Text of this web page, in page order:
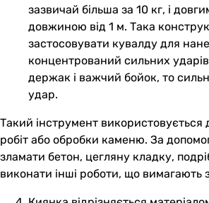
зазвичай більша за 10 кг, і
довжиною від 1 м. Така
застосовувати кувалду для
концентрований сильних
держак і важчий бойок, то
удар.
Такий інструмент
робіт або обробки каменю. За
зламати бетон, цегляну кладку,
виконати інші роботи, що вимагають